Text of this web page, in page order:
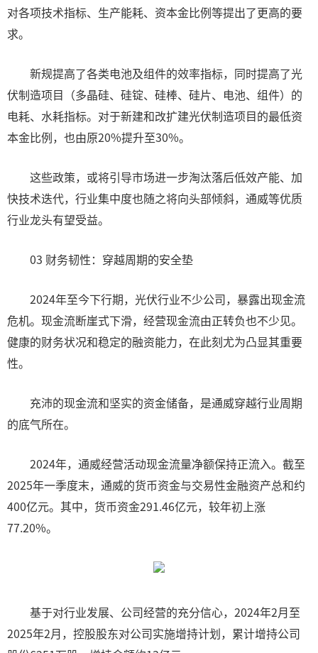
对各项技术指标、生产能耗、资本金比例等提出了更高的要
求。
新规提高了各类电池及组件的效率指标，同时提高了光
伏制造项目（多晶硅、硅锭、硅棒、硅片、电池、组件）的
电耗、水耗指标。对于新建和改扩建光伏制造项目的最低资
本金比例，也由原20%提升至30%。
这些政策，或将引导市场进一步淘汰落后低效产能、加
快技术迭代，行业集中度也随之将向头部倾斜，通威等优质
行业龙头有望受益。
03 财务韧性：穿越周期的安全垫
2024年至今下行期，光伏行业不少公司，暴露出现金流
危机。现金流断崖式下滑，经营现金流由正转负也不少见。
健康的财务状况和稳定的融资能力，在此刻尤为凸显其重要
性。
充沛的现金流和坚实的资金储备，是通威穿越行业周期
的底气所在。
2024年，通威经营活动现金流量净额保持正流入。截至
2025年一季度末，通威的货币资金与交易性金融资产总和约
400亿元。其中，货币资金291.46亿元，较年初上涨
77.20%。
基于对行业发展、公司经营的充分信心，2024年2月至
2025年2月，控股股东对公司实施增持计划，累计增持公司